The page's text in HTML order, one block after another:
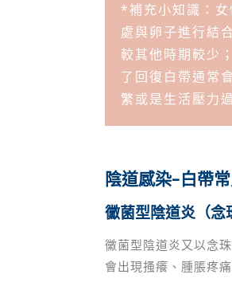
*補充小知識：
處與卵子進行結
較其他時期較少
了回復白帶通常
繁或是生活壓力
陰道感染–白帶
黴菌型陰道炎（念
黴菌型陰道炎又以念
會出現搔癢、腫脹疼